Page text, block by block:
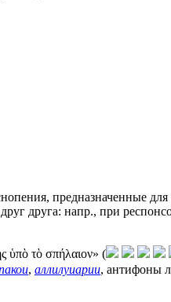
предназначенные
друга: напр., при
ὑπὸ τὸ σπήλαιον» (
, аллилуиарии, антифоны